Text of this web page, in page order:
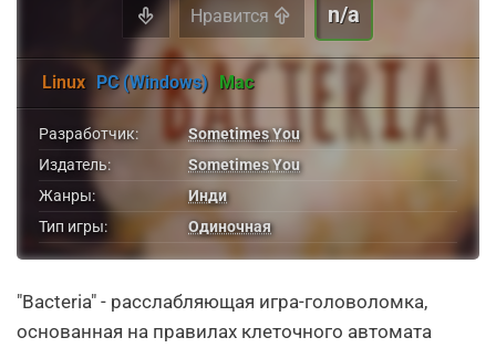
Нравится n/a
Linux PC (Windows) Mac
Разработчик:
Sometimes You
Издатель:
Sometimes You
Жанры:
Инди
Тип игры:
Одиночная
"Bacteria" - расслабляющая игра-головоломка,
основанная на правилах клеточного автомата